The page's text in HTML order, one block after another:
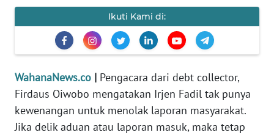
Ikuti Kami di:
WahanaNews.co | Pengacara dari debt collector,
Firdaus Oiwobo mengatakan Irjen Fadil tak punya
kewenangan untuk menolak laporan masyarakat.
Jika delik aduan atau laporan masuk, maka tetap
OLAHRAGA
OPINI
EDITORIAL
Informasi